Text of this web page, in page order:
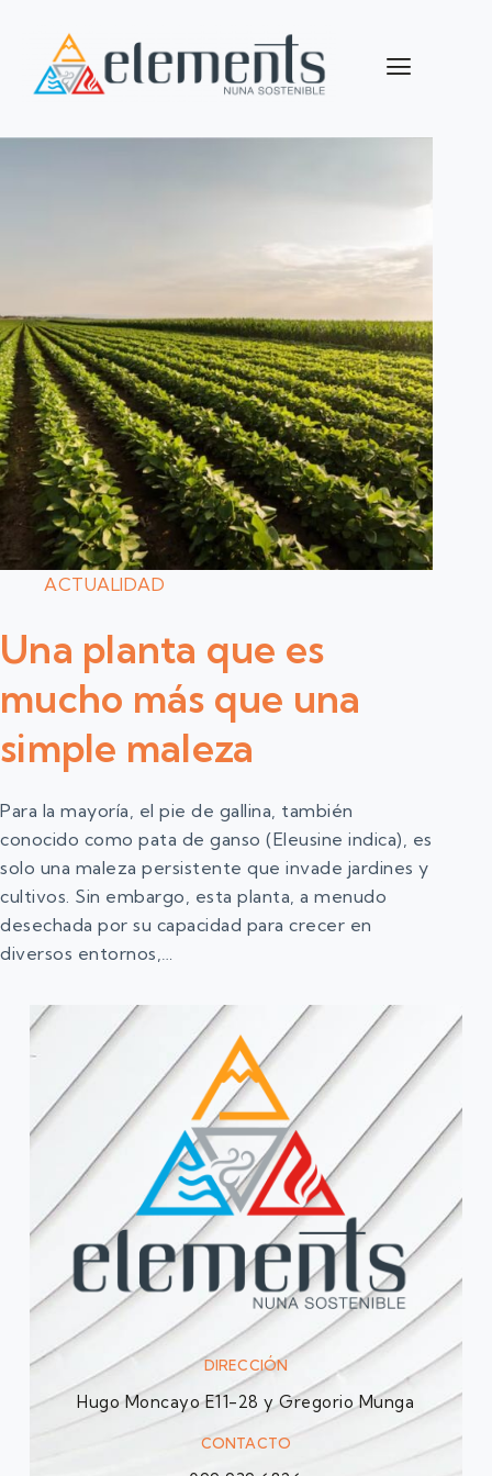
ACTUALIDAD
Una planta que es
mucho más que una
simple maleza
Para la mayoría, el pie de gallina, también
conocido como pata de ganso (Eleusine indica), es
solo una maleza persistente que invade jardines y
cultivos. Sin embargo, esta planta, a menudo
desechada por su capacidad para crecer en
diversos entornos,…
DIRECCIÓN
Hugo Moncayo E11-28 y Gregorio Munga
CONTACTO